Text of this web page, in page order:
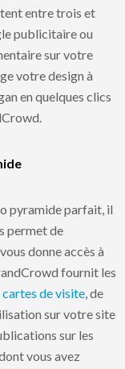
entre trois et
publicitaire ou
sur votre
votre design à
en quelques clics
pyramide parfait, il
permet de
donne accès à
fournit les
cartes de visite , de
sur votre site
sur les
vous avez